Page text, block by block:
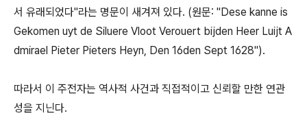
서 유래되었다"라는 명문이 새겨져 있다. (원문: "Dese kanne is
Gekomen uyt de Siluere Vloot Verouert bijden Heer Luijt A
dmirael Pieter Pieters Heyn, Den 16den Sept 1628").
따라서 이 주전자는 역사적 사건과 직접적이고 신뢰할 만한 연관
성을 지닌다.